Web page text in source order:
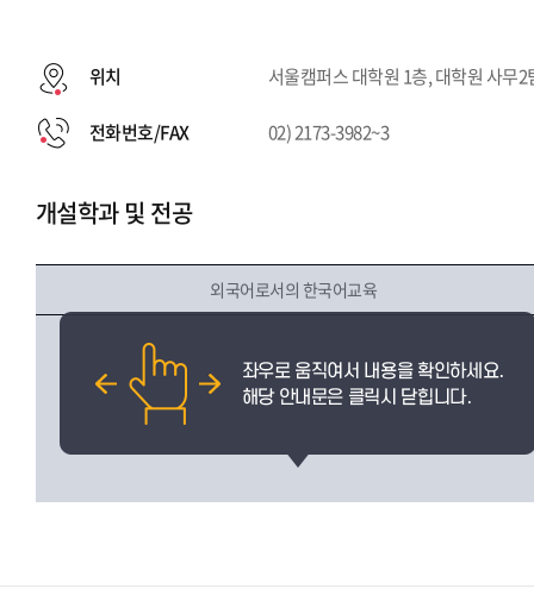
위치 서울캠퍼스 대학원 1층, 대학원 사무2
전화번호/FAX 02) 2173-3982~3
개설학과 및 전공
외국어로서의 한국어교육